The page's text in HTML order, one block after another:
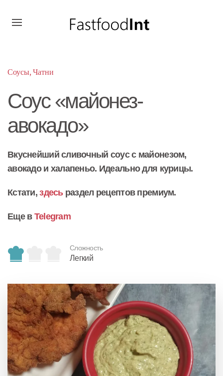
Соусы, Чатни
Соус «майонез-
авокадо»
Вкуснейший сливочный соус с майонезом,
авокадо и халапеньо. Идеально для курицы.
Кстати,здесьраздел рецептов премиум.
Еще в Telegram
Сложность
Легкий